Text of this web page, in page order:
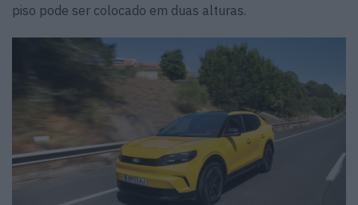
piso pode ser colocado em duas alturas.